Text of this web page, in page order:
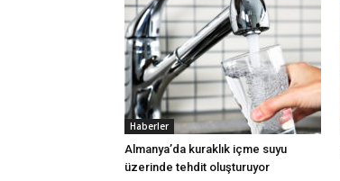
Haberler
Almanya’da kuraklık içme suyu
üzerinde tehdit oluşturuyor